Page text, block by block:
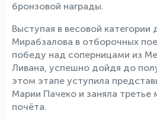
бронзовой награды.
Выступая в весовой категории
Мирабзалова в отборочных
победу над соперницами из
Ливана, успешно дойдя до
этом этапе уступила
Марии Пачеко и заняла третье
почёта.